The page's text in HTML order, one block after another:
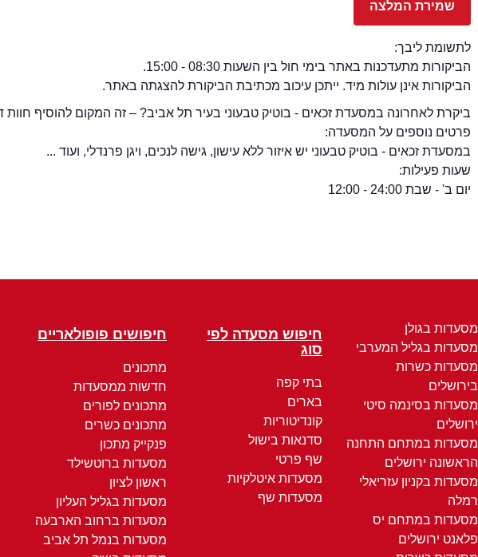
לתשומת ליבך:
הביקורות מתעדכנות באתר בימי חול בין השעות 08:30 - 15:00.
הביקורות אינן עולות מיד. ייתכן עיכוב מכתיבת הביקורת להצגתה באתר.
ביקרת לאחרונה במסעדת זכאים - בוטיק טבעוני בעיר תל אביב? – זה המקום להוסיף חוות
פרטים נוספים על המסעדה:
במסעדת זכאים - בוטיק טבעוני יש איזור ללא עישון, גישה לנכים, ויגן פרנדלי, ועוד ...
שעות פעילות:
יום ב' - שבת 24:00 - 12:00
מסעדות בגולן
מסעדות בגליל המערבי
מסעדות כשרות
בירושלים
מסעדות בסינמה סיטי
ירושלים
מסעדות במתחם התחנה
הראשונה ירושלים
מסעדות בקניון עזריאלי
רמלה
מסעדות במתחם יס
פלאנט ירושלים
חיפוש מסעדה לפי
סוג
בתי קפה
בארים
קונדיטוריות
סדנאות בישול
שף פרטי
מסעדות איטלקיות
מסעדות שף
חיפושים פופולאריים
מתכונים
חדשות ממסעדות
מתכונים לפורים
מתכונים כשרים
פנקייק מתכון
מסעדות ברוטשילד
ראשון לציון
מסעדות בגליל העליון
מסעדות ברחוב הארבעה
מסעדות בנמל תל אביב